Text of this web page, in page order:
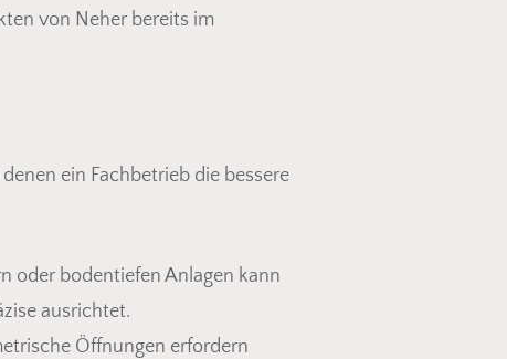
von Neher bereits im
ein Fachbetrieb die bessere
oder bodentiefen Anlagen kann
ausrichtet.
Öffnungen erfordern